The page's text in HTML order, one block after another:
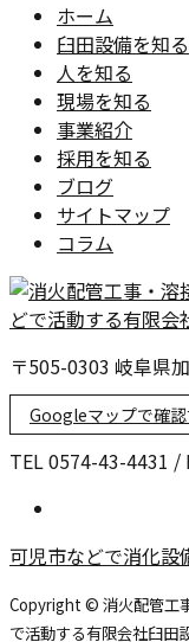
ホーム
臼田設備を知る
人を知る
現場を知る
事業紹介
採用を知る
ブログ
サイトマップ
コラム
〒505-0303 岐阜県
Googleマップで確認
TEL 0574-43-4431 /
可児市などで消化
Copyright © 消火配管工
で活動する有限会社臼